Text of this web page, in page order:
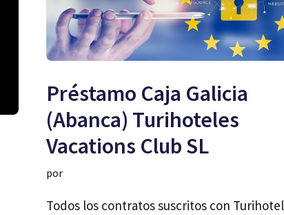
Préstamo Caja Galicia
(Abanca) Turihoteles
Vacations Club SL
por
Todos los contratos suscritos con